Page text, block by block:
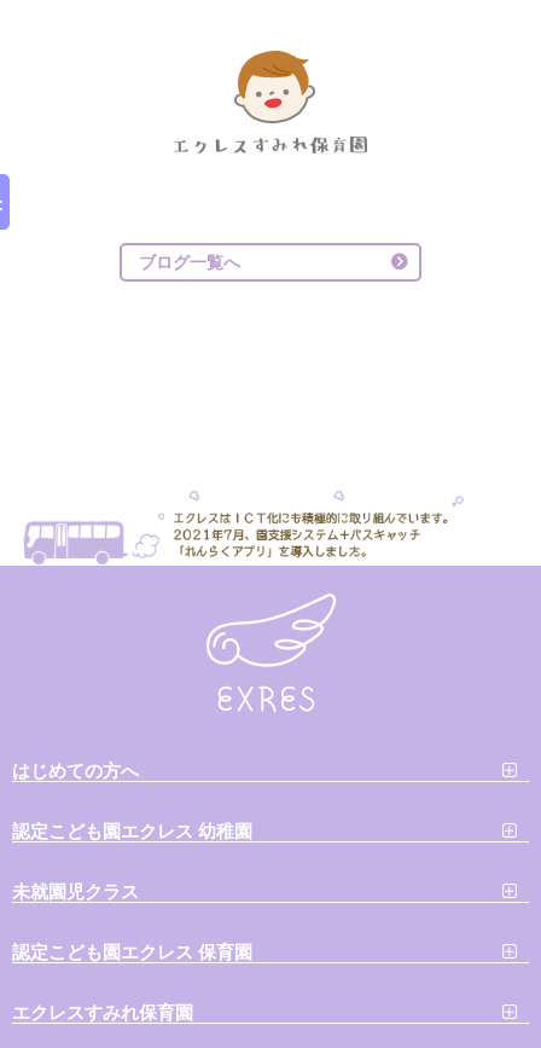
ブログ一覧へ
はじめての方へ
認定こども園エクレス 幼稚園
未就園児クラス
認定こども園エクレス 保育園
エクレスすみれ保育園